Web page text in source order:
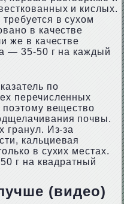
и кислых.
в сухом
в качестве
же в качестве
— 35-50 г на каждый
по
перечисленных
вещество
почвы.
гранул. Из-за
кальциевая
в сухих местах.
г на квадратный
(видео)